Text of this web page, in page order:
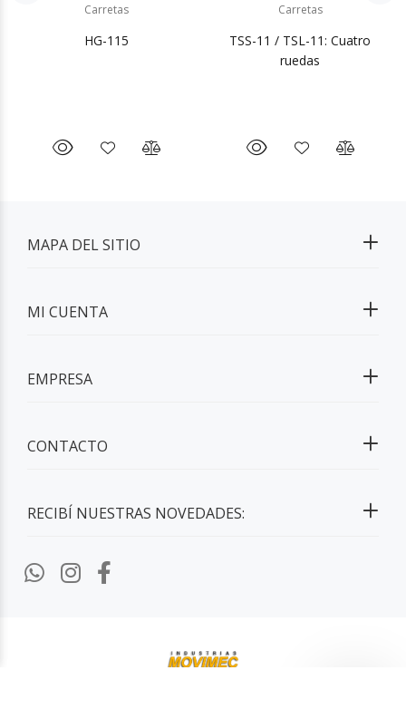
Carretas
HG-115
Carretas
TSS-11 / TSL-11: Cuatro
ruedas
RECIBÍ NUESTRAS NOVEDADES:
MAPA DEL SITIO
MI CUENTA
EMPRESA
CONTACTO